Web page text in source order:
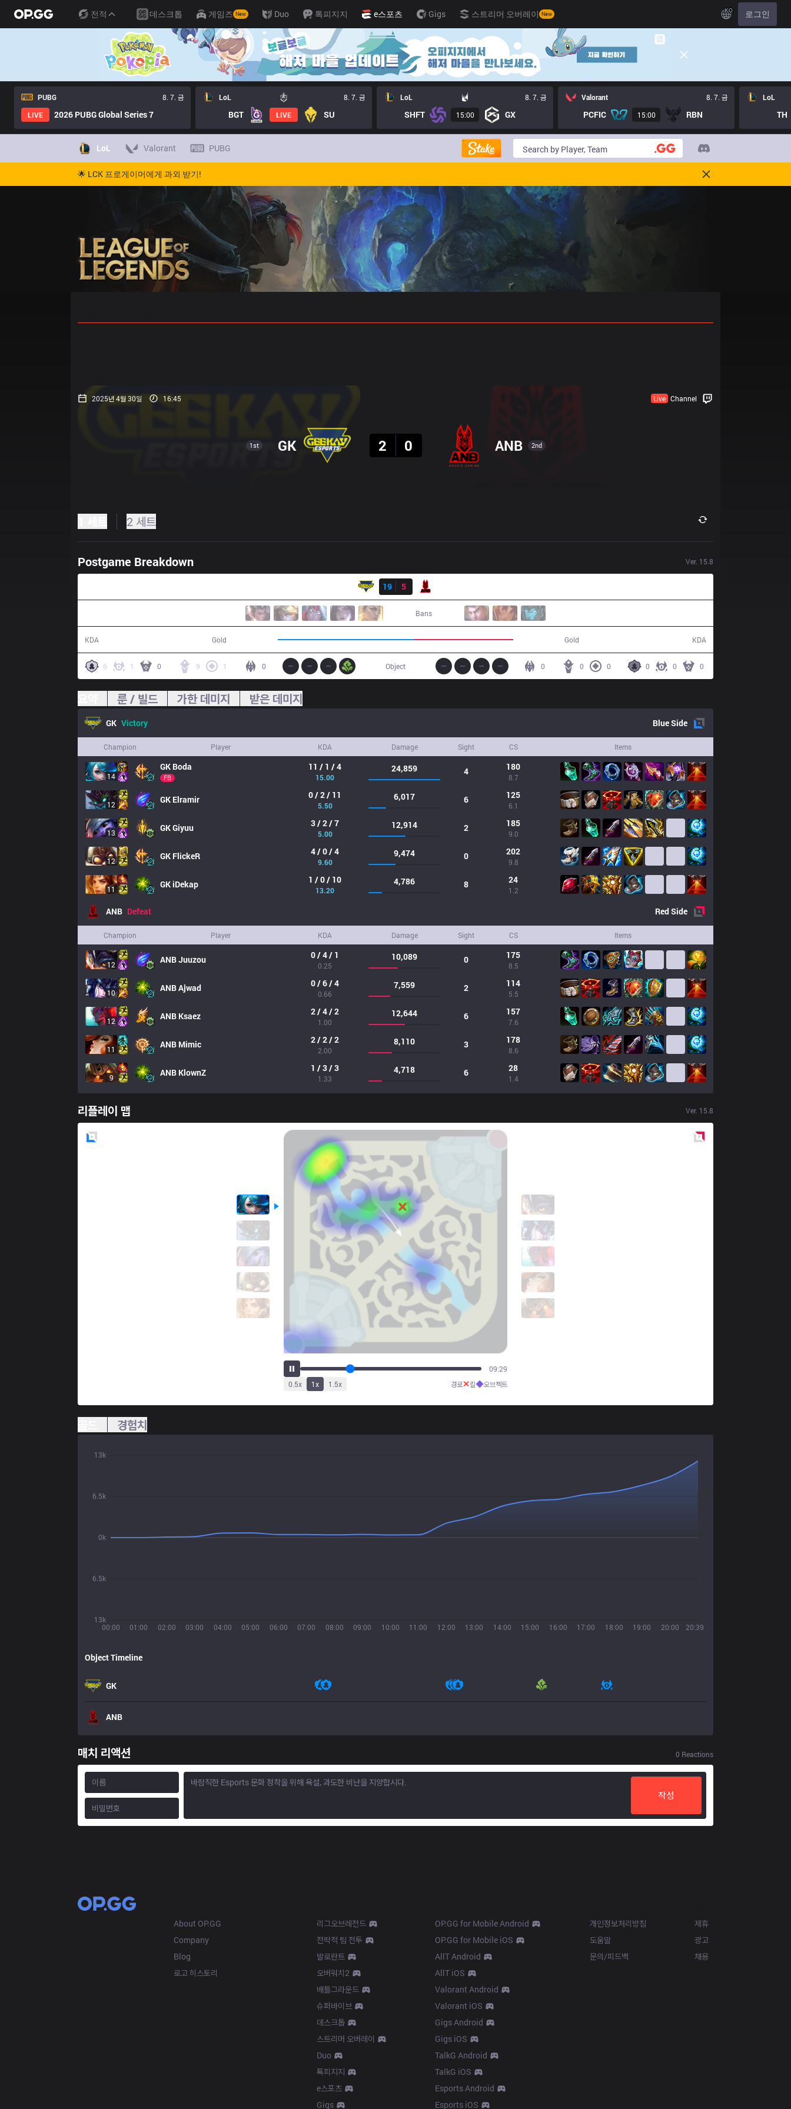
전적 데스크톱 게임즈 New Duo 톡피지지 e스포츠 Gigs 스트리머 오버레이 New KO 로그인
PUBG
8. 7. 금
LIVE
2026 PUBG Global Series 7
LoL 8. 7. 금
BGT LIVE SU
LoL 8. 7. 금
SHFT 15:00 GX
Valorant 8. 7. 금
PCFIC 15:00 RBN
LoL
TH
LoL Valorant PUBG
🌟 LCK 프로게이머에게 과외 받기!
2025년 4월 30일 16:45 Live Channel
1st GK
2
0 ANB 2nd
2 세트
Postgame Breakdown Ver. 15.8
19
5
Bans
KDA Gold Gold KDA
6 1 0 9 1 0 0 0 0
0 0
0
Object
룬 / 빌드 가한 데미지 받은 데미지
GK Victory BlueSide
Champion Player KDA Damage Sight CS Items
14
GK Boda
FB
11 / 1 / 4
15.00
24,859 4 180
8.7
12 GK Elramir 0 / 2 / 11
5.50
6,017 6 125
6.1
13 GKGiyuu 3 / 2 / 7
5.00
12,914 2 185
9.0
12 GK FlickeR 4 / 0 / 4
9.60
9,474 0 202
9.8
11 GKiDekap 1 / 0 / 10
13.20
4,786 8 24
1.2
ANB Defeat RedSide
Champion Player KDA Damage Sight CS Items
12 ANBJuuzou 0 / 4 / 1
0.25
10,089 0 175
8.5
10 ANBAjwad 0 / 6 / 4
0.66
7,559 2 114
5.5
12 ANB Ksaez 2 / 4 / 2
1.00
12,644 6 157
7.6
11 ANB Mimic 2 / 2 / 2
2.00
8,110 3 178
8.6
9 ANB KlownZ 1 / 3 / 3
1.33
4,718 6 28
1.4
리플레이 맵 Ver. 15.8
13:31
0.5x 1x 1.5x 경로✕킬◆오브젝트
경험치
00:00 01:00 02:00 03:00 04:00 05:00 06:00 07:00 08:00 09:00 10:00 11:00 12:00 13:00 14:00 15:00 16:00 17:00 18:00 19:00 20:00 20:39
13k
6.5k
0k
6.5k
13k
Object Timeline
GK
ANB
매치 리액션 0 Reactions
작성
About OP.GG
Company
Blog
로고 히스토리
리그오브레전드
전략적 팀 전투
발로란트
오버워치2
배틀그라운드
슈퍼바이브
데스크톱
스트리머 오버레이
Duo
톡피지지
e스포츠
Gigs
OP.GG for Mobile Android
OP.GG for Mobile iOS
AllT Android
AllT iOS
Valorant Android
Valorant iOS
Gigs Android
Gigs iOS
TalkG Android
TalkG iOS
Esports Android
Esports iOS
개인정보처리방침
도움말
문의/피드백
제휴
광고
채용